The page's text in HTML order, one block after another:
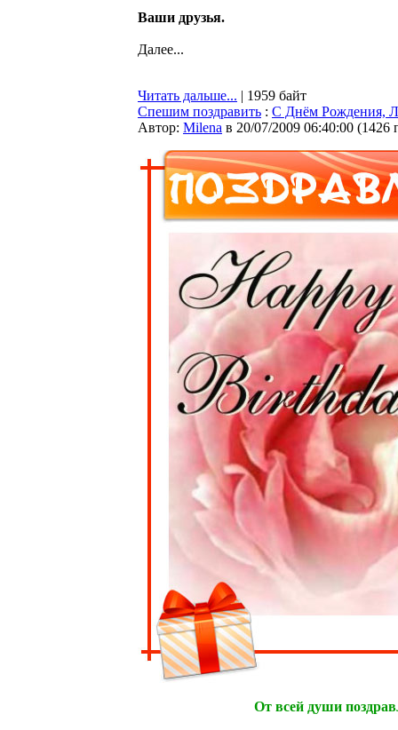
Ваши друзья.
Далее...
Читать дальше... | 1959 байт
Спешим поздравить : С Днём Рождения,
Автор: Milena в 20/07/2009 06:40:00 (1426
От всей души